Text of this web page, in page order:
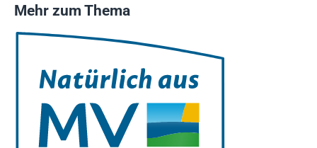
Mehr zum Thema